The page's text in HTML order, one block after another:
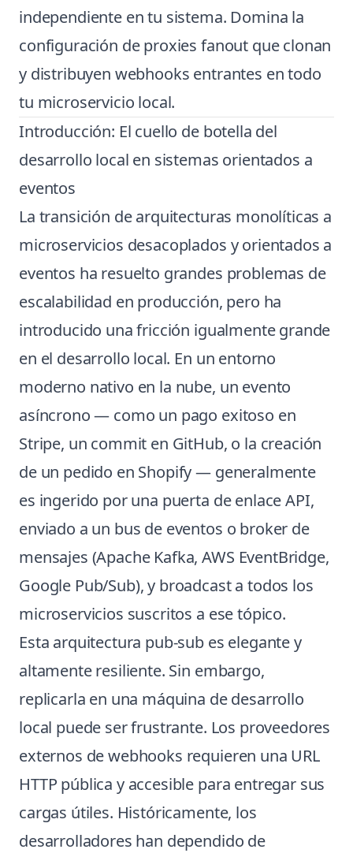
independiente en tu sistema. Domina la
configuración de proxies fanout que clonan
y distribuyen webhooks entrantes en todo
tu microservicio local.
Introducción: El cuello de botella del
desarrollo local en sistemas orientados a
eventos
La transición de arquitecturas monolíticas a
microservicios desacoplados y orientados a
eventos ha resuelto grandes problemas de
escalabilidad en producción, pero ha
introducido una fricción igualmente grande
en el desarrollo local. En un entorno
moderno nativo en la nube, un evento
asíncrono — como un pago exitoso en
Stripe, un commit en GitHub, o la creación
de un pedido en Shopify — generalmente
es ingerido por una puerta de enlace API,
enviado a un bus de eventos o broker de
mensajes (Apache Kafka, AWS EventBridge,
Google Pub/Sub), y broadcast a todos los
microservicios suscritos a ese tópico.
Esta arquitectura pub-sub es elegante y
altamente resiliente. Sin embargo,
replicarla en una máquina de desarrollo
local puede ser frustrante. Los proveedores
externos de webhooks requieren una URL
HTTP pública y accesible para entregar sus
cargas útiles. Históricamente, los
desarrolladores han dependido de